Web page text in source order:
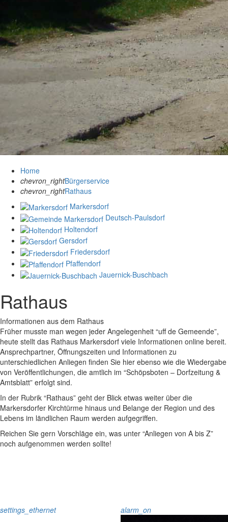
Home
chevron_rightBürgerservice
chevron_rightRathaus
Markersdorf
Deutsch-Paulsdorf
Holtendorf
Gersdorf
Friedersdorf
Pfaffendorf
Jauernick-Buschbach
Rathaus
Informationen aus dem Rathaus
Früher musste man wegen jeder Angelegenheit “uff de Gemeende”,
heute stellt das Rathaus Markersdorf viele Informationen online bereit.
Ansprechpartner, Öffnungszeiten und Informationen zu
unterschiedlichen Anliegen finden Sie hier ebenso wie die Wiedergabe
von Veröffentlichungen, die amtlich im “Schöpsboten – Dorfzeitung &
Amtsblatt” erfolgt sind.
In der Rubrik “Rathaus” geht der Blick etwas weiter über die
Markersdorfer Kirchtürme hinaus und Belange der Region und des
Lebens im ländlichen Raum werden aufgegriffen.
Reichen Sie gern Vorschläge ein, was unter “Anliegen von A bis Z”
noch aufgenommen werden sollte!
settings_ethernet alarm_on